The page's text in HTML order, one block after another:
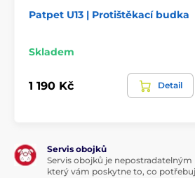
Patpet U13 | Protištěkací budka
Skladem
1 190 Kč Detail
Servis obojků
Servis obojků je
který vám poskytne to, co